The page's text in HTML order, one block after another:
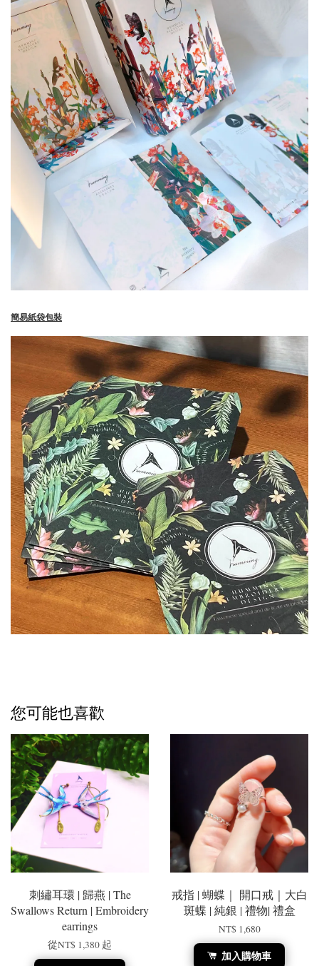
簡易紙袋包裝
您可能也喜歡
刺繡耳環 | 歸燕 | The
Swallows Return | Embroidery
earrings
從NT$ 1,380 起
戒指 | 蝴蝶｜ 開口戒｜大白
斑蝶 | 純銀 | 禮物| 禮盒
NT$ 1,680
加入購物車